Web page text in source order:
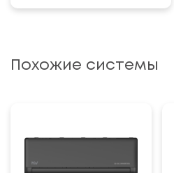
Похожие системы